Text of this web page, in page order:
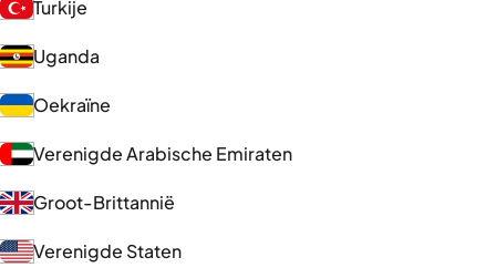
Turkije
Uganda
Oekraïne
Verenigde Arabische Emiraten
Groot-Brittannië
Verenigde Staten